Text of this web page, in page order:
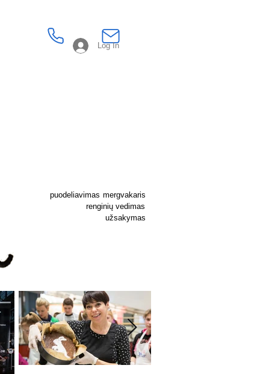
Log In
mergvakaris
puodeliavimas
renginių vedimas
užsakymas